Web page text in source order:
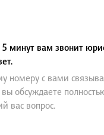
минут вам звонит
номеру с вами
обсуждаете
вас вопрос.